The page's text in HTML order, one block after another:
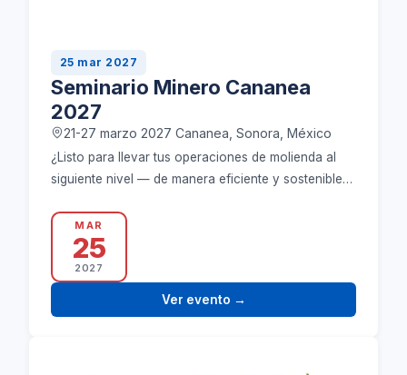
25 mar 2027
Seminario Minero Cananea
2027
21-27 marzo 2027 Cananea, Sonora, México
¿Listo para llevar tus operaciones de molienda al
siguiente nivel — de manera eficiente y sostenible?
2027…MAR
25
2027
Ver evento →